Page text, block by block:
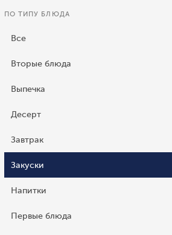
ПО ТИПУ БЛЮДА
Все
Вторые блюда
Выпечка
Десерт
Завтрак
Закуски
Напитки
Первые блюда